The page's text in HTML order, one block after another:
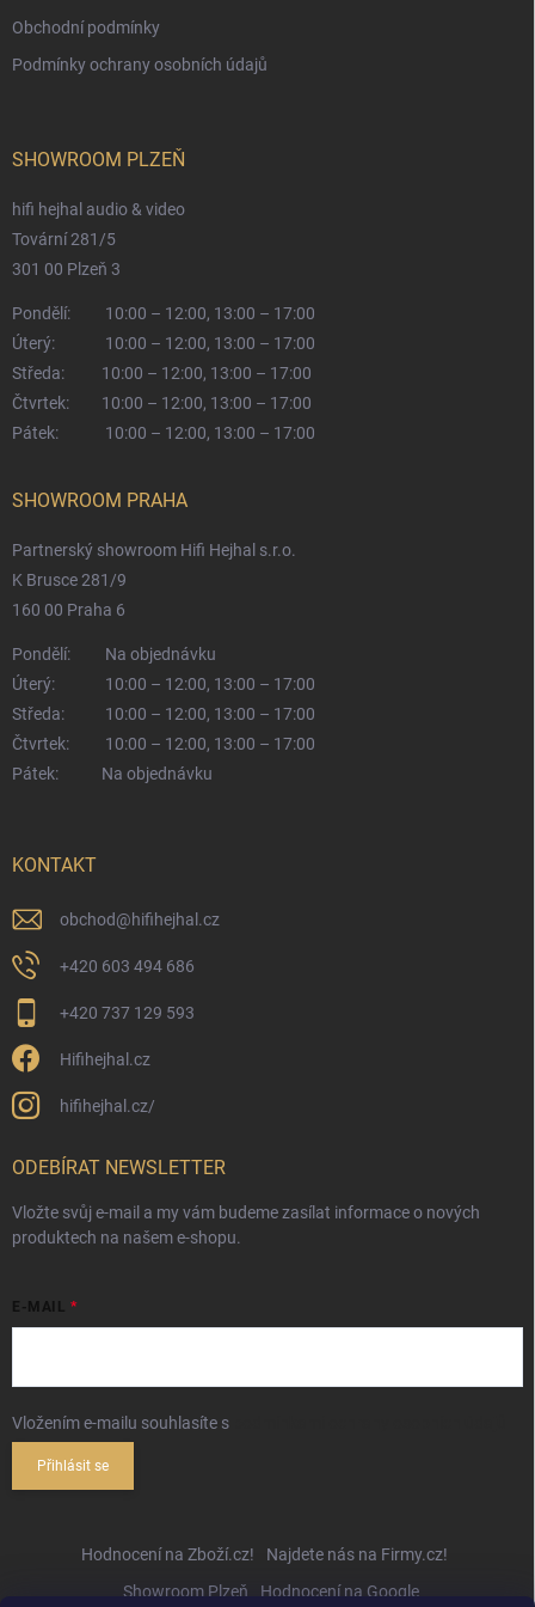
Obchodní podmínky
Podmínky ochrany osobních údajů
SHOWROOM PLZEŇ
hifi hejhal audio & video
Tovární 281/5
301 00 Plzeň 3
Pondělí:
10:00 – 12:00, 13:00 – 17:00
Úterý:
10:00 – 12:00, 13:00 – 17:00
Středa:
10:00 – 12:00, 13:00 – 17:00
Čtvrtek:
10:00 – 12:00, 13:00 – 17:00
Pátek:
10:00 – 12:00, 13:00 – 17:00
SHOWROOM PRAHA
Partnerský showroom Hifi Hejhal s.r.o.
K Brusce 281/9
160 00 Praha 6
Pondělí:
Na objednávku
Úterý:
10:00 – 12:00, 13:00 – 17:00
Středa:
10:00 – 12:00, 13:00 – 17:00
Čtvrtek:
10:00 – 12:00, 13:00 – 17:00
Pátek:
Na objednávku
KONTAKT
obchod@hifihejhal.cz
+420 603 494 686
+420 737 129 593
Hifihejhal.cz
hifihejhal.cz/
ODEBÍRAT NEWSLETTER
Vložte svůj e-mail a my vám budeme zasílat informace o nových
produktech na našem e-shopu.
E-MAIL
Vložením e-mailu souhlasíte s
Přihlásit se
Hodnocení na Zboží.cz!
Najdete nás na Firmy.cz!
Showroom Plzeň
Hodnocení na Google